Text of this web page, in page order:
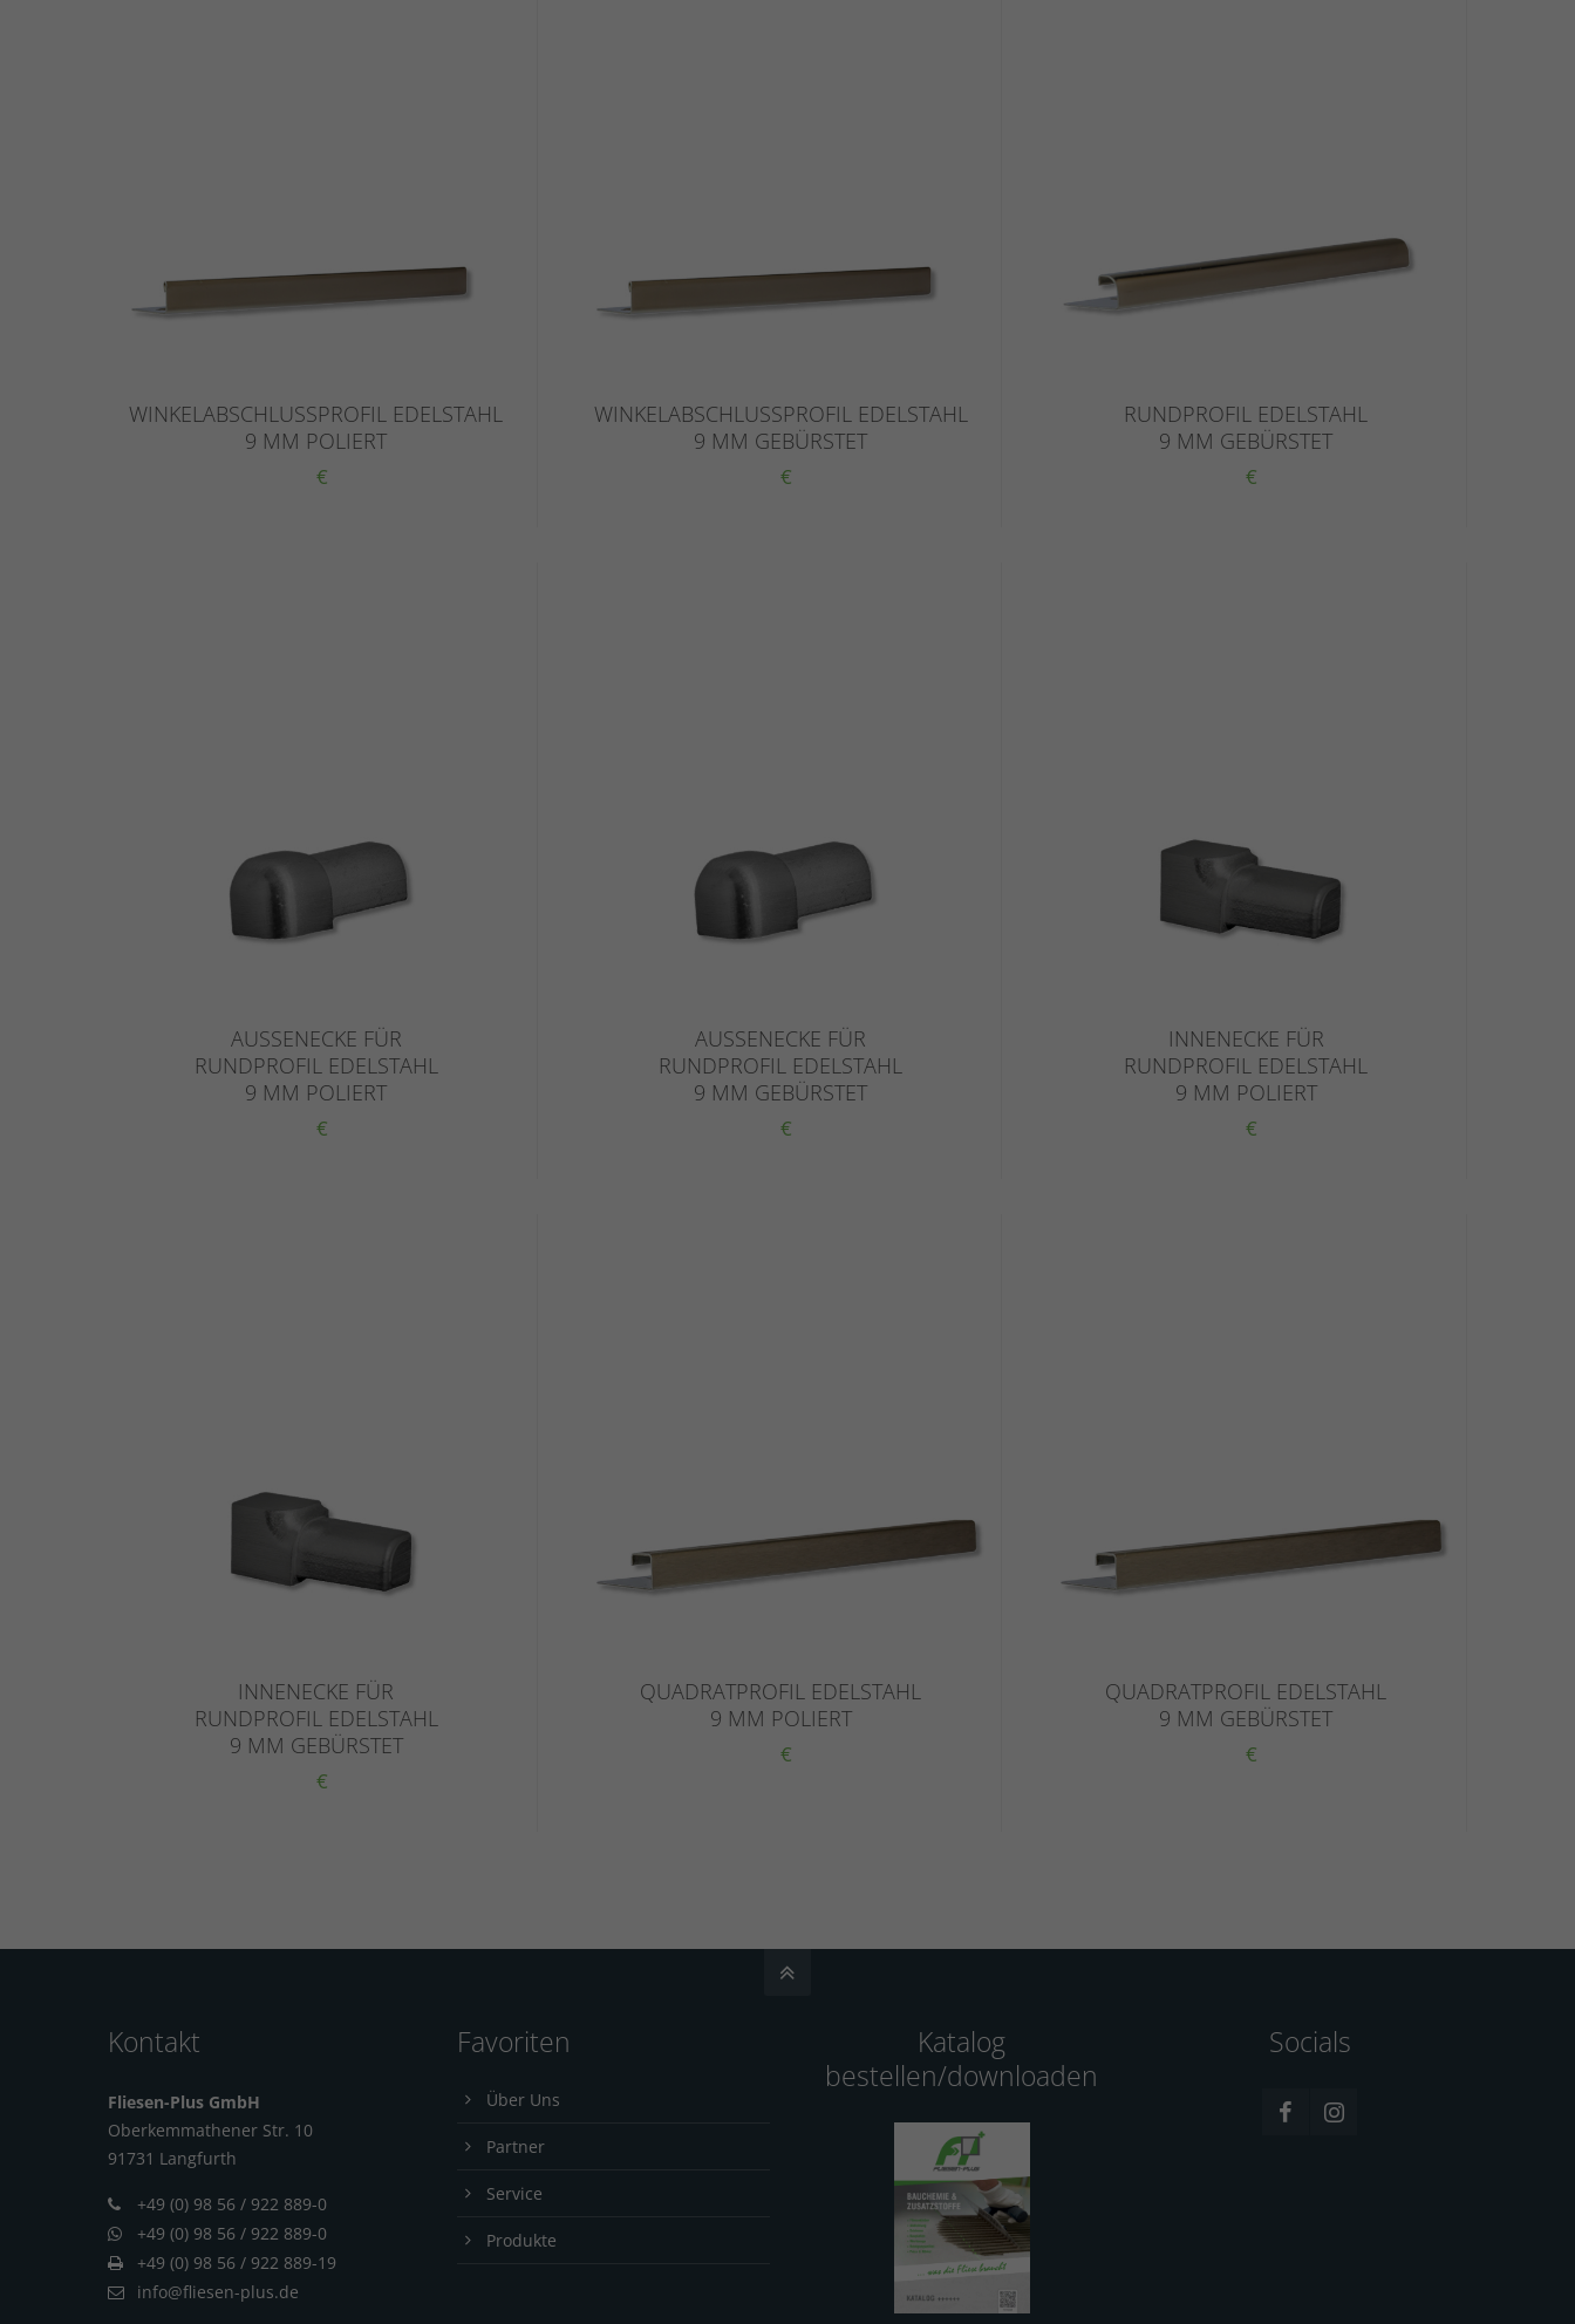
WINKELABSCHLUSSPROFIL EDELSTAHL
9 MM POLIERT
€
WINKELABSCHLUSSPROFIL EDELSTAHL
9 MM GEBÜRSTET
€
RUNDPROFIL EDELSTAHL
9 MM GEBÜRSTET
€
AUSSENECKE FÜR
RUNDPROFIL EDELSTAHL
9 MM POLIERT
€
AUSSENECKE FÜR
RUNDPROFIL EDELSTAHL
9 MM GEBÜRSTET
€
INNENECKE FÜR
RUNDPROFIL EDELSTAHL
9 MM POLIERT
€
INNENECKE FÜR
RUNDPROFIL EDELSTAHL
9 MM GEBÜRSTET
€
QUADRATPROFIL EDELSTAHL
9 MM POLIERT
€
QUADRATPROFIL EDELSTAHL
9 MM GEBÜRSTET
€
Kontakt
Fliesen-Plus GmbH
Oberkemmathener Str. 10
91731 Langfurth
+49 (0) 98 56 / 922 889-0
+49 (0) 98 56 / 922 889-0
+49 (0) 98 56 / 922 889-19
info@fliesen-plus.de
Favoriten
Über Uns
Partner
Service
Produkte
Katalog
bestellen/downloaden
Socials